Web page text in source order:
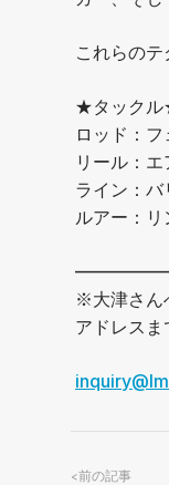
これらのテ
★タック
ロッド：
リール：
ライン：
ルアー：
※大津さん
アドレス
<前の記事